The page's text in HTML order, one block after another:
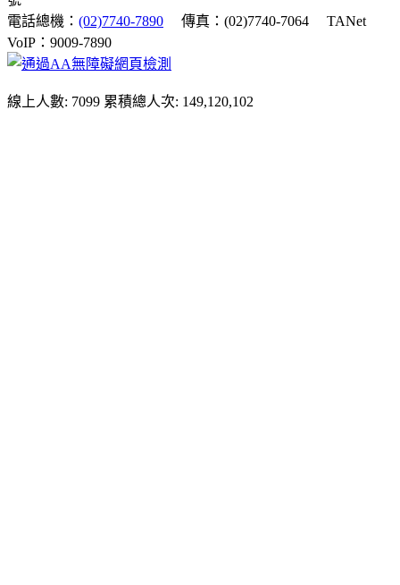
電話總機： (02)7740-7890 傳真：(02)7740-7064
TANet
VoIP：9009-7890
線上人數: 7099 累積總人次: 149,120,102